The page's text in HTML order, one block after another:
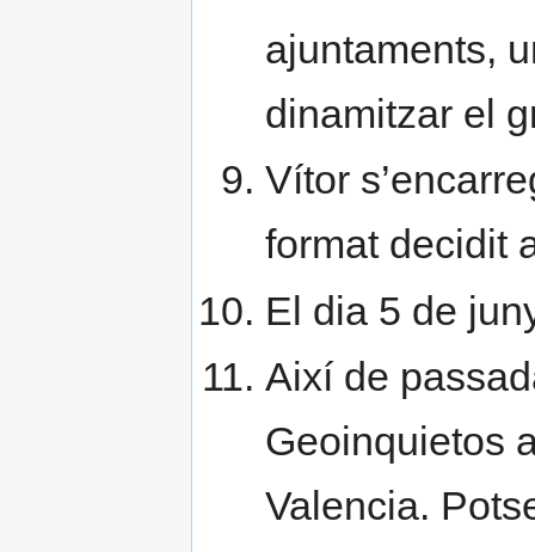
ajuntaments,
dinamitzar el
Vítor
format decidit
El dia 5 de
Així de
Geoinquietos
Valencia.